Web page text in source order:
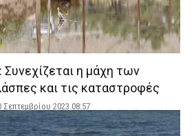
Συνεχίζεται η μάχη των
και τις καταστροφές
Σεπτεμβρίου 2023 08:57